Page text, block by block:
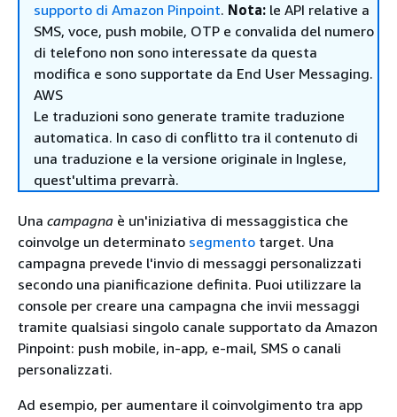
supporto di Amazon Pinpoint. Nota: le API relative a
SMS, voce, push mobile, OTP e convalida del numero
di telefono non sono interessate da questa
modifica e sono supportate da End User Messaging.
AWS
Le traduzioni sono generate tramite traduzione
automatica. In caso di conflitto tra il contenuto di
una traduzione e la versione originale in Inglese,
quest'ultima prevarrà.
Una campagna è un'iniziativa di messaggistica che
coinvolge un determinato segmento target. Una
campagna prevede l'invio di messaggi personalizzati
secondo una pianificazione definita. Puoi utilizzare la
console per creare una campagna che invii messaggi
tramite qualsiasi singolo canale supportato da Amazon
Pinpoint: push mobile, in-app, e-mail, SMS o canali
personalizzati.
Ad esempio, per aumentare il coinvolgimento tra app